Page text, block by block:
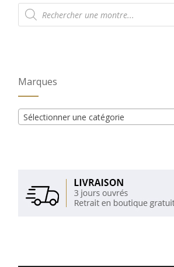
Recherche
de
produits
Marques
Sélectionner une catégorie